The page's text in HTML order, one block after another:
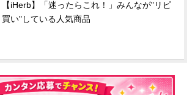
【iHerb】「迷ったらこれ！」みんなが"リピ
買い"している人気商品